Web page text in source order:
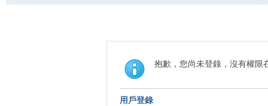
抱歉，您尚未登錄，沒有權限
用戶登錄